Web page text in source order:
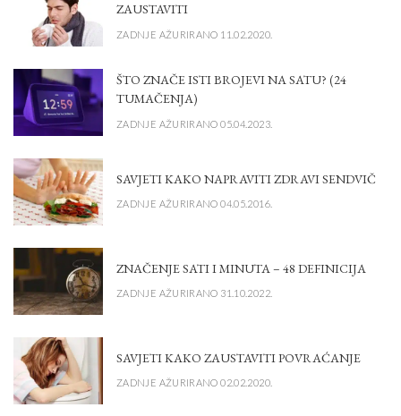
ZAUSTAVITI
ZADNJE AŽURIRANO 11.02.2020.
ŠTO ZNAČE ISTI BROJEVI NA SATU? (24
TUMAČENJA)
ZADNJE AŽURIRANO 05.04.2023.
SAVJETI KAKO NAPRAVITI ZDRAVI SENDVIČ
ZADNJE AŽURIRANO 04.05.2016.
ZNAČENJE SATI I MINUTA – 48 DEFINICIJA
ZADNJE AŽURIRANO 31.10.2022.
SAVJETI KAKO ZAUSTAVITI POVRAĆANJE
ZADNJE AŽURIRANO 02.02.2020.